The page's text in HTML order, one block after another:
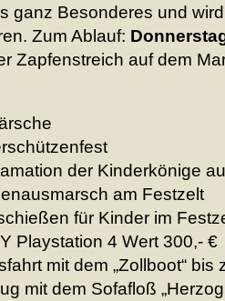
ganz Besonderes und
Zum Ablauf:
Zapfenstreich auf dem
der Kinderkönige
am Festzelt
für Kinder im
Playstation 4 Wert 300,- €
mit dem „Zollboot“ bis
mit dem Sofafloß